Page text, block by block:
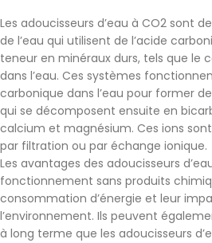
Les adoucisseurs d’eau à CO2 sont
de l’eau qui utilisent de l’acide
teneur en minéraux durs, tels que le
dans l’eau. Ces systèmes
carbonique dans l’eau pour former
qui se décomposent ensuite en
calcium et magnésium. Ces ions
par filtration ou par échange ionique.
Les avantages des adoucisseurs
fonctionnement sans produits
consommation d’énergie et leur
l’environnement. Ils peuvent
à long terme que les adoucisseurs